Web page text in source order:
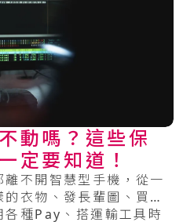
動嗎？這些保
定要知道！
不開智慧型手機，從一
衣物、發長輩圖、買東
種Pay、搭運輸工具時